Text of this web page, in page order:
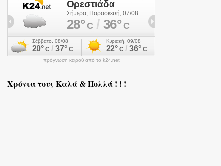
πρόγνωση καιρού από το k24.net
Χρόνια τους Καλά & Πολλά ! ! !